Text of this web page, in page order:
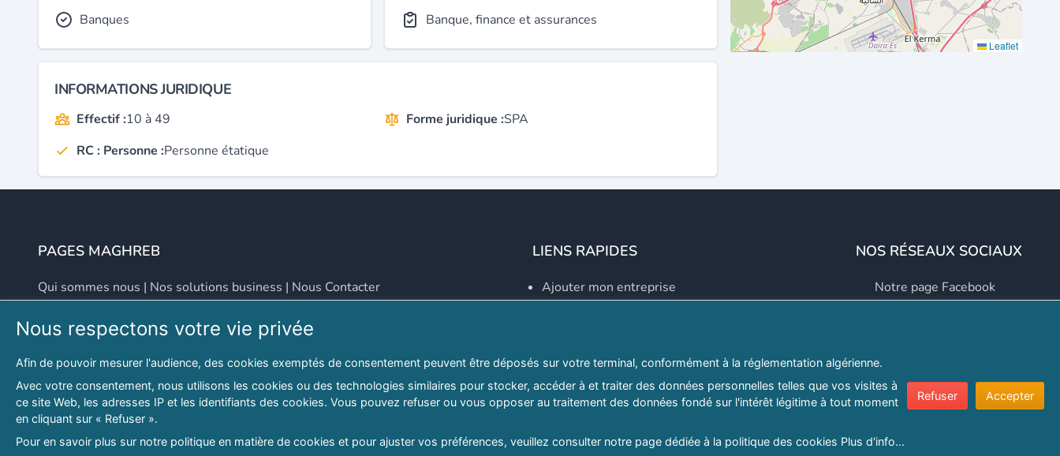
Banques Banque, finance et assurances
INFORMATIONS JURIDIQUE
Effectif :10 à 49 Forme juridique :SPA
RC : Personne :Personne étatique
Leaflet
PAGES MAGHREB
Qui sommes nous | Nos solutions business | Nous Contacter
Adresse
46 LOT. PETITE PROVENCE SIDI YAHIA
Hydra, Alger (16), Algérie
Email
contact@lespagesmaghreb.com
LIENS RAPIDES
Ajouter mon entreprise
Explorer par secteurs
Explorer par willayas
NOS RÉSEAUX SOCIAUX
Notre page Facebook
Notre page Twitter
Nous respectons votre vie privée
Afin de pouvoir mesurer l'audience, des cookies exemptés de consentement peuvent être déposés sur votre terminal, conformément à la réglementation algérienne.
Avec votre consentement, nous utilisons les cookies ou des technologies similaires pour stocker, accéder à et traiter des données personnelles telles que vos visites à
ce site Web, les adresses IP et les identifiants des cookies. Vous pouvez refuser ou vous opposer au traitement des données fondé sur l'intérêt légitime à tout moment
en cliquant sur « Refuser ».
Pour en savoir plus sur notre politique en matière de cookies et pour ajuster vos préférences, veuillez consulter notre page dédiée à la politique des cookies Plus d'info...
Refuser Accepter